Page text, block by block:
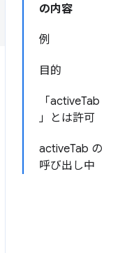
の内容
例
目的
「activeTab
」とは許可
activeTab の
呼び出し中